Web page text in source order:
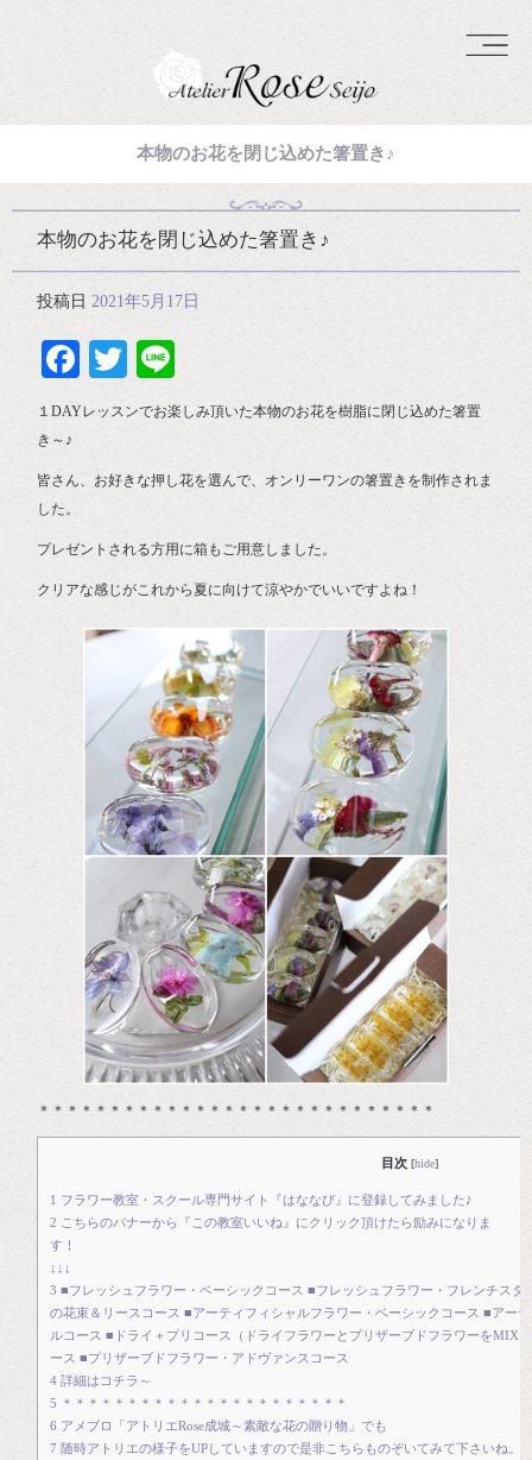
本物のお花を閉じ込めた箸置き♪
本物のお花を閉じ込めた箸置き♪
投稿日 2021年5月17日
Facebook
Twitter
１DAYレッスンでお楽しみ頂いた本物のお花を樹脂に閉じ込めた箸置
き～♪
皆さん、お好きな押し花を選んで、オンリーワンの箸置きを制作されま
した。
プレゼントされる方用に箱もご用意しました。
クリアな感じがこれから夏に向けて涼やかでいいですよね！
＊＊＊＊＊＊＊＊＊＊＊＊＊＊＊＊＊＊＊＊＊＊＊＊＊＊＊＊
目次 [hide]
1 フラワー教室・スクール専門サイト『はななび』に登録してみました♪
2 こちらのバナーから『この教室いいね』にクリック頂けたら励みになりま
す
↓↓↓
3 ■フレッシュフラワー・ベーシックコース ■フレッシュフラワー・フレンチス
の花束＆リースコース ■アーティフィシャルフラワー・ベーシックコース ■アー
ルコース ■ドライ＋プリコース（ドライフラワーとプリザーブドフラワーをMIX
ース ■プリザーブドフラワー・アドヴァンスコース
4 詳細はコチラ～
5 ＊＊＊＊＊＊＊＊＊＊＊＊＊＊＊＊＊＊＊＊＊＊
6 アメブロ「アトリエRose成城～素敵な花の贈り物」でも
7 随時アトリエの様子をUPしていますので是非こちらものぞいてみて下さいね。